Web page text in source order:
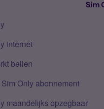
Sim
internet
bellen
Only abonnement
maandelijks opzegbaar